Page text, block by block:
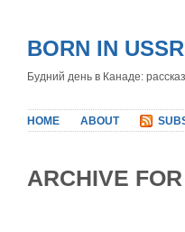
BORN IN
Будний день в Канаде:
HOME ABOUT
ARCHIVE